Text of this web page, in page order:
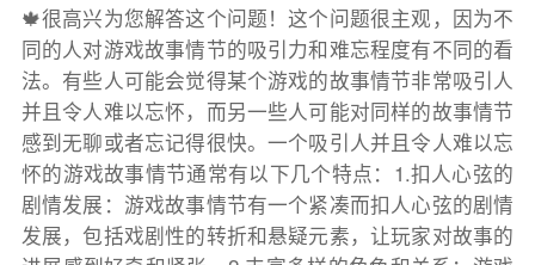
🍁很高兴为您解答这个问题！这个问题很主观，因为不
同的人对游戏故事情节的吸引力和难忘程度有不同的看
法。有些人可能会觉得某个游戏的故事情节非常吸引人
并且令人难以忘怀，而另一些人可能对同样的故事情节
感到无聊或者忘记得很快。一个吸引人并且令人难以忘
怀的游戏故事情节通常有以下几个特点：1.扣人心弦的
剧情发展：游戏故事情节有一个紧凑而扣人心弦的剧情
发展，包括戏剧性的转折和悬疑元素，让玩家对故事的